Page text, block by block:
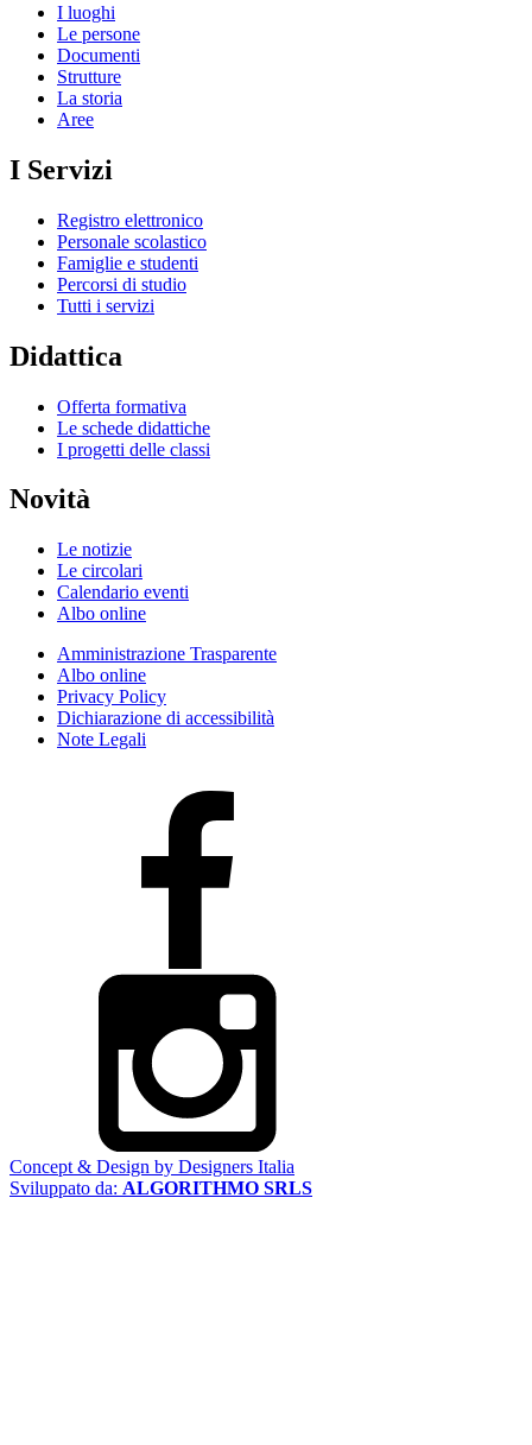
I luoghi
Le persone
Documenti
Strutture
La storia
Aree
I Servizi
Registro elettronico
Personale scolastico
Famiglie e studenti
Percorsi di studio
Tutti i servizi
Didattica
Offerta formativa
Le schede didattiche
I progetti delle classi
Novità
Le notizie
Le circolari
Calendario eventi
Albo online
Amministrazione Trasparente
Albo online
Privacy Policy
Dichiarazione di accessibilità
Note Legali
Concept & Design by Designers Italia
Sviluppato da: ALGORITHMO SRLS